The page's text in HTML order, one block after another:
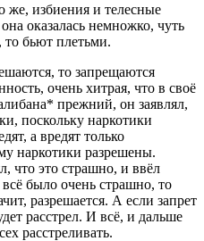
избиения и телесные
оказалась немножко, чуть
то бьют плетьми.
то запрещаются
очень хитрая, что в своё
прежний, он заявлял,
поскольку наркотики
а вредят только
наркотики разрешены.
что это страшно, и ввёл
было очень страшно, то
разрешается. А если запрет
расстрел. И всё, и дальше
расстреливать.